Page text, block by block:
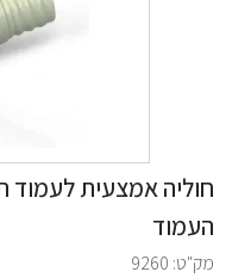
חוליה אמצעית לעמוד
העמוד
מק"ט: 9260